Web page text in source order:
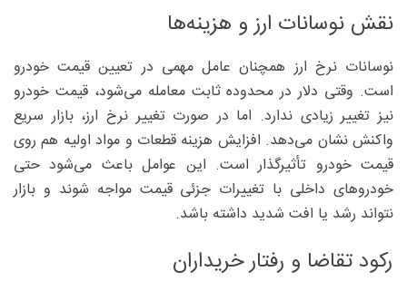
نقش نوسانات ارز و هزینه‌ها
نوسانات نرخ ارز همچنان عامل مهمی در تعیین قیمت خودرو
است. وقتی دلار در محدوده ثابت معامله می‌شود، قیمت خودرو
نیز تغییر زیادی ندارد. اما در صورت تغییر نرخ ارز، بازار سریع
واکنش نشان می‌دهد. افزایش هزینه قطعات و مواد اولیه هم روی
قیمت خودرو تأثیرگذار است. این عوامل باعث می‌شود حتی
خودرو‌های داخلی با تغییرات جزئی قیمت مواجه شوند و بازار
نتواند رشد یا افت شدید داشته باشد.
رکود تقاضا و رفتار خریداران